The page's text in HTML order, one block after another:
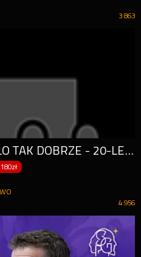
3 863
JESZCZE NIGDY NIE BYŁO TAK DOBRZE - 20-LECIE KABARETU
180zł
4 956